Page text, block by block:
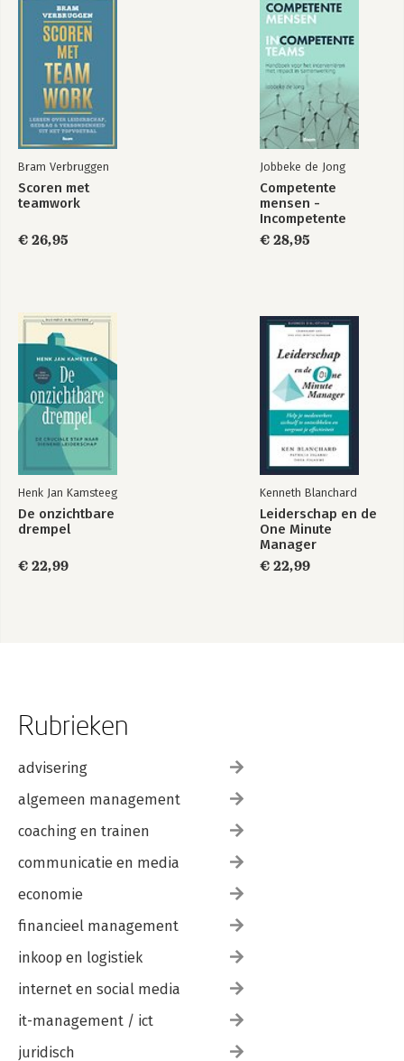
Epiloog
Dankwoord
Literatuur
Leiders over Dienend leidinggeven
Bram Verbruggen
Scoren met
teamwork
€ 26,95
Jobbeke de Jong
Competente
mensen -
Incompetente
teams
€ 28,95
Henk Jan Kamsteeg
De onzichtbare
drempel
€ 22,99
Kenneth Blanchard
Leiderschap en de
One Minute
Manager
€ 22,99
Rubrieken
advisering
algemeen management
coaching en trainen
communicatie en media
economie
financieel management
inkoop en logistiek
internet en social media
it-management / ict
juridisch